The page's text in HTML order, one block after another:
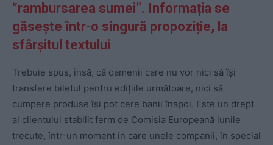
“rambursarea sumei”. Informația se
găsește într-o singură propoziție, la
sfârșitul textului
Trebuie spus, însă, că oamenii care nu vor nici să își
transfere biletul pentru edițiile următoare, nici să
cumpere produse își pot cere banii înapoi. Este un drept
al clientului stabilit ferm de Comisia Europeană lunile
trecute, într-un moment în care unele companii, în special